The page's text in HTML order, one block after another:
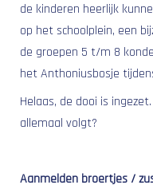
de kinderen heerlijk
op het schoolplein, een
de groepen 5 t/m 8
het Anthoniusbosje
Helaas, de dooi is
allemaal volgt?
Aanmelden broertjes /